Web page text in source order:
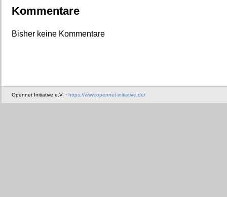
Kommentare
Bisher keine Kommentare
Opennet Initiative e.V. · https://www.opennet-initiative.de/